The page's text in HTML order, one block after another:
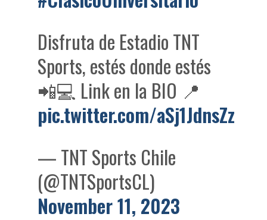
Disfruta de Estadio TNT
Sports, estés donde estés
📲💻 Link en la BIO 📍
pic.twitter.com/aSj1JdnsZz
— TNT Sports Chile
(@TNTSportsCL)
November 11, 2023